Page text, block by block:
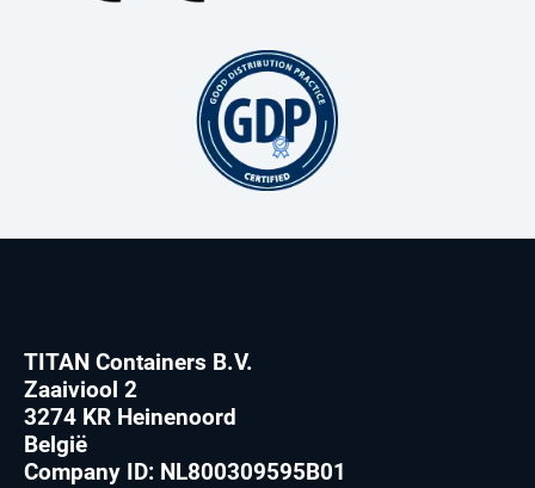
TITAN Containers B.V.
Zaaiviool 2
3274 KR Heinenoord
België
Company ID: NL800309595B01